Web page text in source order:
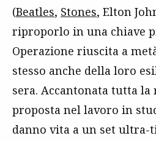
(Beatles, Stones, Elton
riproporlo in una chiave
Operazione riuscita a
stesso anche della loro
sera. Accantonata tutta
proposta nel lavoro in
danno vita a un set ultra-